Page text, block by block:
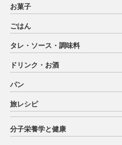
お菓子
ごはん
タレ・ソース・調味料
ドリンク・お酒
パン
旅レシピ
分子栄養学と健康